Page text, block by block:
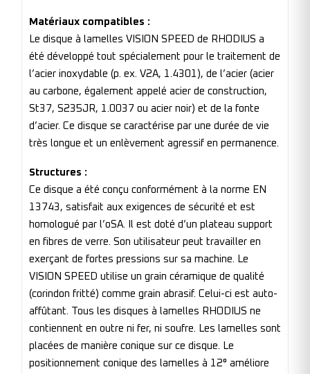
Matériaux compatibles :
Le disque à lamelles VISION SPEED de RHODIUS a
été développé tout spécialement pour le traitement de
l’acier inoxydable (p. ex. V2A, 1.4301), de l’acier (acier
au carbone, également appelé acier de construction,
St37, S235JR, 1.0037 ou acier noir) et de la fonte
d’acier. Ce disque se caractérise par une durée de vie
très longue et un enlèvement agressif en permanence.
Structures :
Ce disque a été conçu conformément à la norme EN
13743, satisfait aux exigences de sécurité et est
homologué par l’oSA. Il est doté d’un plateau support
en fibres de verre. Son utilisateur peut travailler en
exerçant de fortes pressions sur sa machine. Le
VISION SPEED utilise un grain céramique de qualité
(corindon fritté) comme grain abrasif. Celui-ci est auto-
affûtant. Tous les disques à lamelles RHODIUS ne
contiennent en outre ni fer, ni soufre. Les lamelles sont
placées de manière conique sur ce disque. Le
positionnement conique des lamelles à 12° améliore